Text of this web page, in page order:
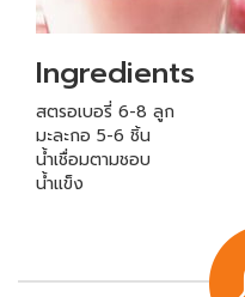
Ingredients
สตรอเบอรี่ 6-8 ลูก
มะละกอ 5-6 ชิ้น
น้ำเชื่อมตามชอบ
น้ำแข็ง